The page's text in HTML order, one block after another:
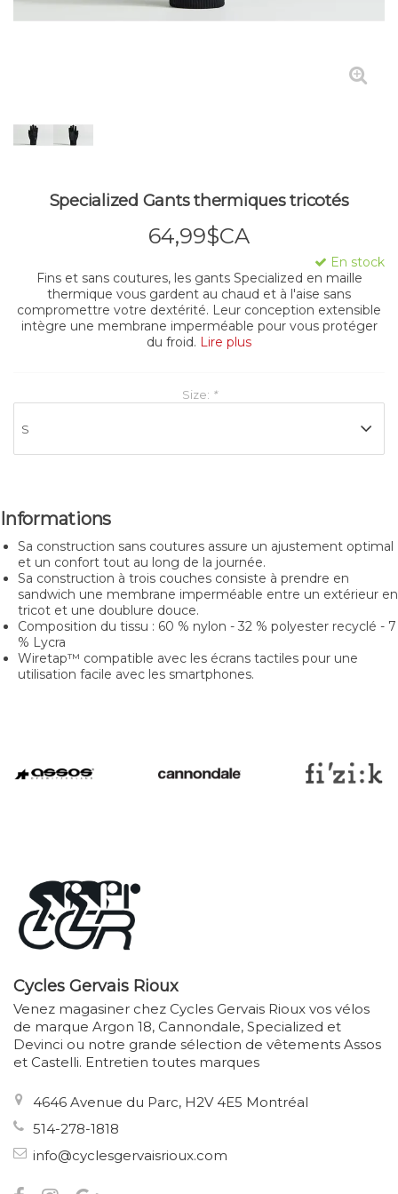
Specialized Gants thermiques tricotés
64,99$CA
En stock
Fins et sans coutures, les gants Specialized en maille
thermique vous gardent au chaud et à l'aise sans
compromettre votre dextérité. Leur conception extensible
intègre une membrane imperméable pour vous protéger
du froid. Lire plus
Size: *
Informations
Sa construction sans coutures assure un ajustement optimal
et un confort tout au long de la journée.
Sa construction à trois couches consiste à prendre en
sandwich une membrane imperméable entre un extérieur en
tricot et une doublure douce.
Composition du tissu : 60 % nylon - 32 % polyester recyclé - 7
% Lycra
Wiretap™ compatible avec les écrans tactiles pour une
utilisation facile avec les smartphones.
Cycles Gervais Rioux
Venez magasiner chez Cycles Gervais Rioux vos vélos
de marque Argon 18, Cannondale, Specialized et
Devinci ou notre grande sélection de vêtements Assos
et Castelli. Entretien toutes marques
4646 Avenue du Parc, H2V 4E5 Montréal
514-278-1818
info@cyclesgervaisrioux.com